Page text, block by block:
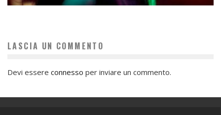
LASCIA UN COMMENTO
Devi essere connesso per inviare un commento.